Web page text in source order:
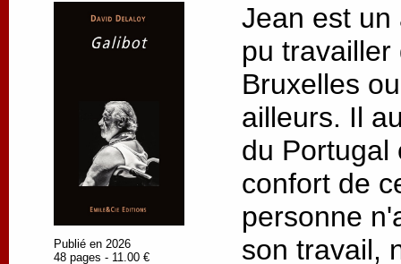
Publié en 2026
48 pages - 11.00 €
Jean est un
pu
Bruxelles
ailleurs. Il
du Portugal
confort de
personne
son travail,